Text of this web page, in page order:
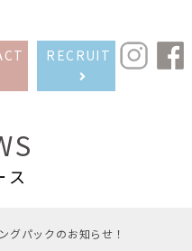
RECRUIT
ス
グパックのお知らせ！